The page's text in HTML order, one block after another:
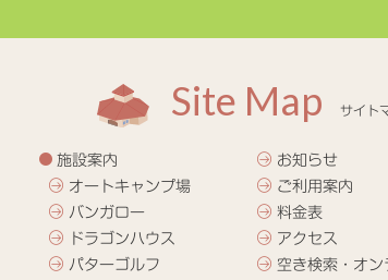
Site Map サイト
施設案内
オートキャンプ場
バンガロー
ドラゴンハウス
パターゴルフ
お知らせ
ご利用案内
料金表
アクセス
空き検索・オン